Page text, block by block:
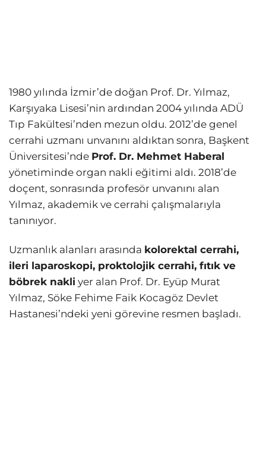
1980 yılında İzmir’de doğan Prof. Dr. Yılmaz,
Karşıyaka Lisesi’nin ardından 2004 yılında ADÜ
Tıp Fakültesi’nden mezun oldu. 2012’de genel
cerrahi uzmanı unvanını aldıktan sonra, Başkent
Üniversitesi’nde Prof. Dr. Mehmet Haberal
yönetiminde organ nakli eğitimi aldı. 2018’de
doçent, sonrasında profesör unvanını alan
Yılmaz, akademik ve cerrahi çalışmalarıyla
tanınıyor.
Uzmanlık alanları arasında kolorektal cerrahi,
ileri laparoskopi, proktolojik cerrahi, fıtık ve
böbrek nakli yer alan Prof. Dr. Eyüp Murat
Yılmaz, Söke Fehime Faik Kocagöz Devlet
Hastanesi’ndeki yeni görevine resmen başladı.